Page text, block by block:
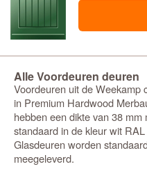
Alle Voordeuren deuren
Voordeuren uit de Weekamp
in Premium Hardwood
hebben een dikte van 38
standaard in de kleur wit
Glasdeuren worden
meegeleverd.